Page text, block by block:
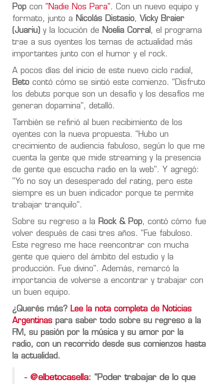
Pop con "Nadie Nos Para". Con un nuevo equipo y
formato, junto a
Nicolás Distasio, Vicky Braier
(Juariu) y la locución de Noelia Corral , el programa
trae a sus oyentes los temas de actualidad más
importantes junto con el humor y el rock.
A pocos días del inicio de este nuevo ciclo radial,
Beto contó cómo se sintió este comienzo. "Disfruto
los debuts porque son un desafío y los desafíos me
generan dopamina", detalló.
También se refirió al buen recibimiento de los
oyentes con la nueva propuesta. "Hubo un
crecimiento de audiencia fabuloso, según lo que me
cuenta la gente que mide streaming y la presencia
de gente que escucha radio en la web". Y agregó:
"Yo no soy un desesperado del rating, pero este
siempre es un buen indicador porque te permite
trabajar tranquilo".
Sobre su regreso a la Rock & Pop, contó cómo fue
volver después de casi tres años. "Fue fabuloso.
Este regreso me hace reencontrar con mucha
gente que quiero del ámbito del estudio y la
producción. Fue divino". Además, remarcó la
importancia de volverse a encontrar y trabajar con
un buen equipo.
¿Querés más? Lee la nota completa de Noticias
Argentinas para saber todo sobre su regreso a la
FM, su pasión por la música y su amor por la
radio, con un recorrido desde sus comienzos hasta
la actualidad.
- @elbetocasella: "Poder trabajar de lo que